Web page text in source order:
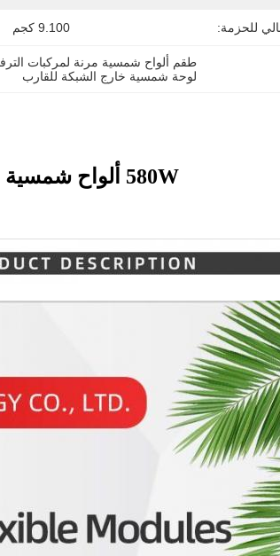
للحزمة: 9.100 كجم
طقم ألواح شمسية مرنة لمركبات
لوحة شمسية خارج الشبكة للقارب
580W ألواح شمسية ناعمة لمواد السقف